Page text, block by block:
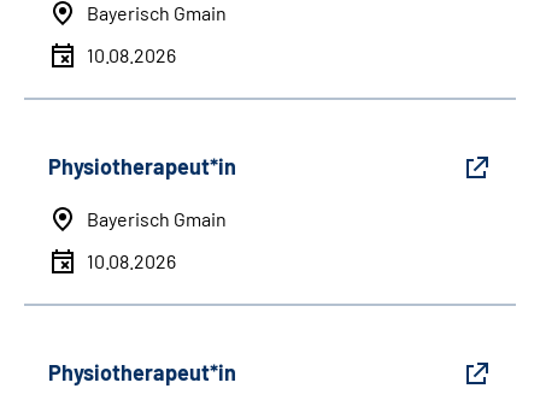
Bayerisch Gmain
10.08.2026
Physiotherapeut*in
Bayerisch Gmain
10.08.2026
Physiotherapeut*in